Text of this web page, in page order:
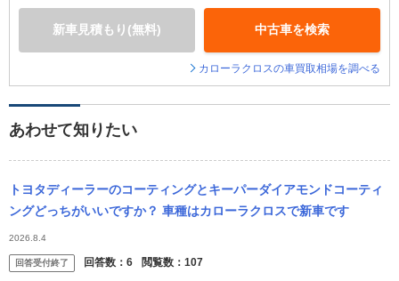
新車見積もり(無料) 中古車を検索
カローラクロスの車買取相場を調べる
あわせて知りたい
トヨタディーラーのコーティングとキーパーダイアモンドコーティ
ングどっちがいいですか？ 車種はカローラクロスで新車です
2026.8.4
回答受付終了 回答数： 6 閲覧数： 107